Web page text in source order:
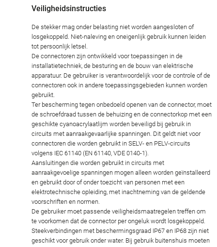
Veiligheidsinstructies
De stekker mag onder belasting niet worden aangesloten of
losgekoppeld. Niet-naleving en oneigenlijk gebruik kunnen leiden
tot persoonlijk letsel.
De connectoren zijn ontwikkeld voor toepassingen in de
installatietechniek, de besturing en de bouw van elektrische
apparatuur. De gebruiker is verantwoordelijk voor de controle of de
connectoren ook in andere toepassingsgebieden kunnen worden
gebruikt.
Ter bescherming tegen onbedoeld openen van de connector, moet
de schroefdraad tussen de behuizing en de connectorkop met een
geschikte cyanoacrylaatlijm worden beveiligd bij gebruik in
circuits met aanraakgevaarlijke spanningen. Dit geldt niet voor
connectoren die worden gebruikt in SELV- en PELV-circuits
volgens IEC 61140 (EN 61140, VDE 0140-1).
Aansluitingen die worden gebruikt in circuits met
aanraakgevoelige spanningen mogen alleen worden geïnstalleerd
en gebruikt door of onder toezicht van personen met een
elektrotechnische opleiding, met inachtneming van de geldende
voorschriften en normen.
De gebruiker moet passende veiligheidsmaatregelen treffen om
te voorkomen dat de connector per ongeluk wordt losgekoppeld.
Steekverbindingen met beschermingsgraad IP67 en IP68 zijn niet
geschikt voor gebruik onder water. Bij gebruik buitenshuis moeten